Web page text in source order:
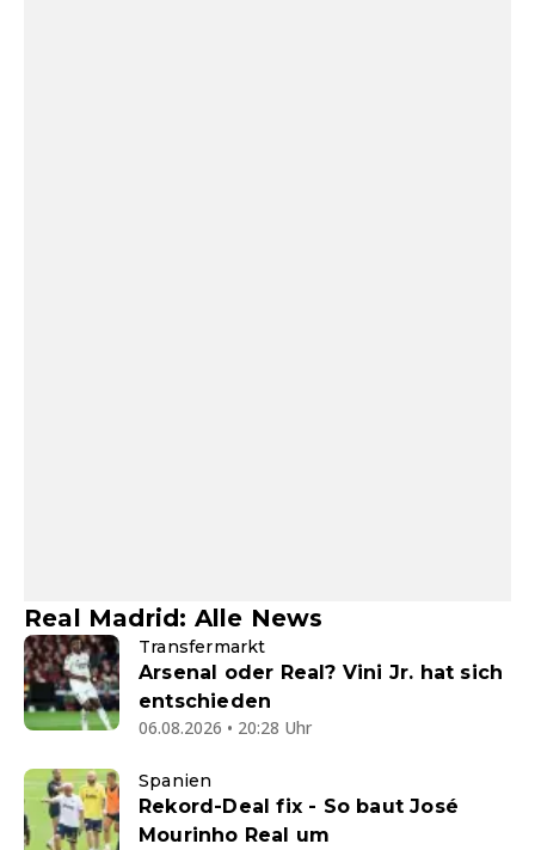
Real Madrid: Alle News
Transfermarkt
Arsenal oder Real? Vini Jr. hat sich
entschieden
06.08.2026 • 20:28 Uhr
Spanien
Rekord-Deal fix - So baut José
Mourinho Real um